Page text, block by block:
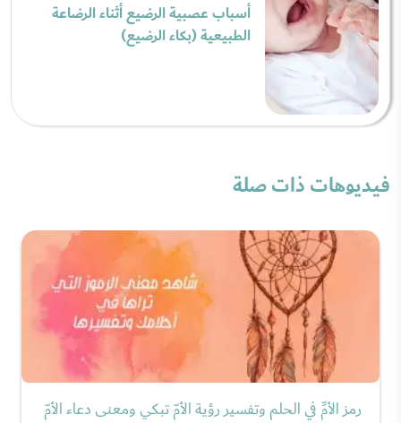
أسباب عصبية الرضيع أثناء الرضاعة
الطبيعية (بكاء الرضيع)
فيديوهات ذات صلة
رمز الأمِّ في الحلم وتفسير رؤية الأمّ تبكي ومعنى دعاء الأمّ